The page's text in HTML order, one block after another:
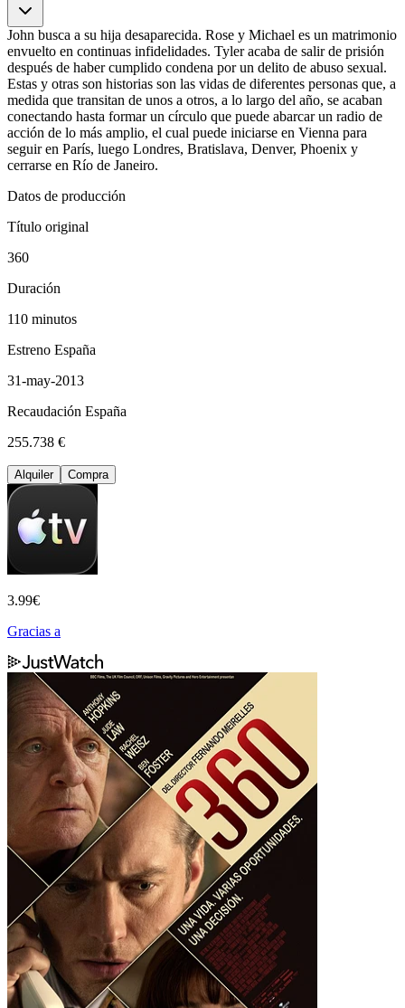
John busca a su hija desaparecida. Rose y Michael es un matrimonio
envuelto en continuas infidelidades. Tyler acaba de salir de prisión
después de haber cumplido condena por un delito de abuso sexual.
Estas y otras son historias son las vidas de diferentes personas que, a
medida que transitan de unos a otros, a lo largo del año, se acaban
conectando hasta formar un círculo que puede abarcar un radio de
acción de lo más amplio, el cual puede iniciarse en Vienna para
seguir en París, luego Londres, Bratislava, Denver, Phoenix y
cerrarse en Río de Janeiro.
Datos de producción
Título original
360
Duración
110 minutos
Estreno España
31-may-2013
Recaudación España
255.738 €
Alquiler Compra
3.99€
Gracias a